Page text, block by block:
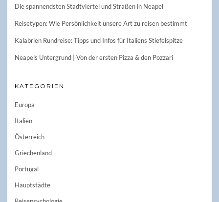
Die spannendsten Stadtviertel und Straßen in Neapel
Reisetypen: Wie Persönlichkeit unsere Art zu reisen bestimmt
Kalabrien Rundreise: Tipps und Infos für Italiens Stiefelspitze
Neapels Untergrund | Von der ersten Pizza & den Pozzari
KATEGORIEN
Europa
Italien
Österreich
Griechenland
Portugal
Hauptstädte